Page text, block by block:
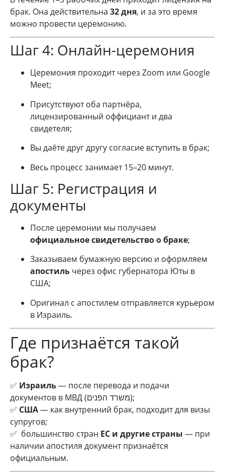
брак. Она действительна 32 дня, и за это время
можно провести церемонию.
Шаг 4: Онлайн-церемония
Церемония проходит через Zoom или Google
Meet;
Присутствуют оба партнёра,
лицензированный оффициант и два
свидетеля;
Вы даёте друг другу согласие вступить в брак;
Весь процесс занимает 15–20 минут.
Шаг 5: Регистрация и
документы
После церемонии мы получаем
официальное свидетельство о браке;
Заказываем бумажную версию и оформляем
апостиль через офис губернатора Юты в
США;
Оригинал с апостилем отправляется курьером
в Израиль.
Где признаётся такой
брак?
✅ Израиль— после перевода и подачи
документов в МВД (משרד הפנים);
✅ США— как внутренний брак, подходит для визы
супругов;
✅ большинство стран ЕС и другие страны — при
наличии апостиля документ признаётся
официальным.